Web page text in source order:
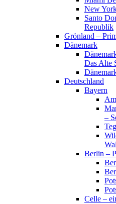
New
Santo
Republik
Grönland –
Dänemark
Das Alte
Deutschland
Bayern
–
Berlin –
Celle –